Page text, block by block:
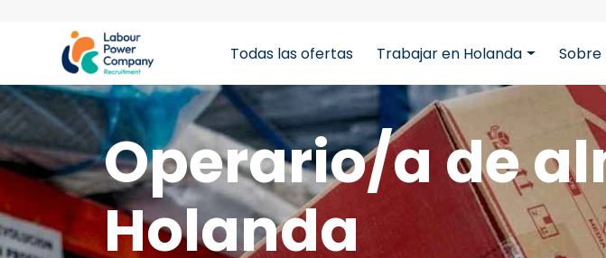
tiktok-developers-site-verification=LY0DYTZWcaZFcbB5z5CmFJBdmZXOxOdD
Todas las ofertas Trabajar en Holanda Sobre
Operario/a de
Holanda